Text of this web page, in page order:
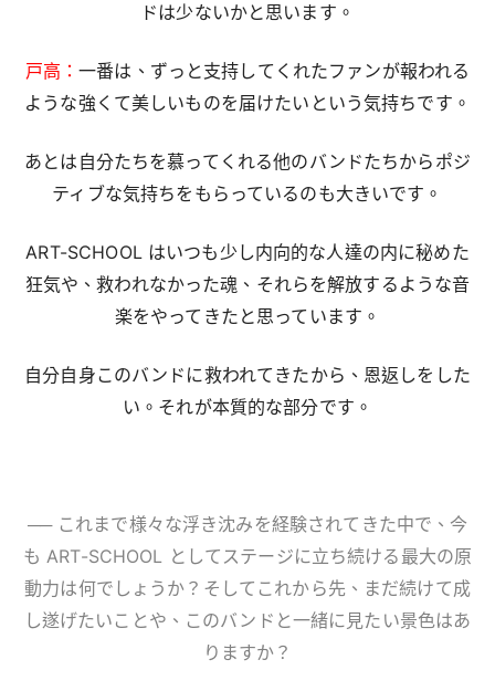
ドは少ないかと思います。
戸高：一番は、ずっと支持してくれたファンが報われる
ような強くて美しいものを届けたいという気持ちです。
あとは自分たちを慕ってくれる他のバンドたちからポジ
ティブな気持ちをもらっているのも大きいです。
ART-SCHOOL はいつも少し内向的な人達の内に秘めた
狂気や、救われなかった魂、それらを解放するような音
楽をやってきたと思っています。
自分自身このバンドに救われてきたから、恩返しをした
い。それが本質的な部分です。
── これまで様々な浮き沈みを経験されてきた中で、今
も ART-SCHOOL としてステージに立ち続ける最大の原
動力は何でしょうか？そしてこれから先、まだ続けて成
し遂げたいことや、このバンドと一緒に見たい景色はあ
りますか？